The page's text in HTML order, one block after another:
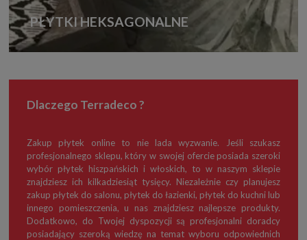
PŁYTKI HEKSAGONALNE
Dlaczego Terradeco ?
Zakup płytek online to nie lada wyzwanie. Jeśli szukasz
profesjonalnego sklepu, który w swojej ofercie posiada szeroki
wybór płytek hiszpańskich i włoskich, to w naszym sklepie
znajdziesz ich kilkadziesiąt tysięcy. Niezależnie czy planujesz
zakup płytek do salonu, płytek do łazienki, płytek do kuchni lub
innego pomieszczenia, u nas znajdziesz najlepsze produkty.
Dodatkowo, do Twojej dyspozycji są profesjonalni doradcy
posiadający szeroką wiedzę na temat wyboru odpowiednich